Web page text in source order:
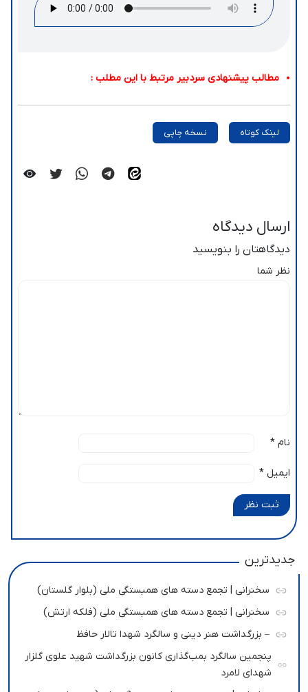
مطالب پیشنهادی سردبیر مرتبط با این مطلب :
لینک کوتاه نسخه چاپی
ارسال دیدگاه
دیدگاهتان را بنویسید
نظر شما
نام *
ایمیل *
ثبت نظر
جدیدترین
سخنرانی | تجمع دسته های همبستگی ملی (بلوار گلستان)
سخنرانی | تجمع دسته های همبستگی ملی (فلکه ارتش)
– بزرگداشت هنر دینی و سالگرد شهدا تالار حافظ
پنجمین سالگرد بمب‌گذاری کانون بزرگداشت شهید علوی گلزار
شهدای لامرد